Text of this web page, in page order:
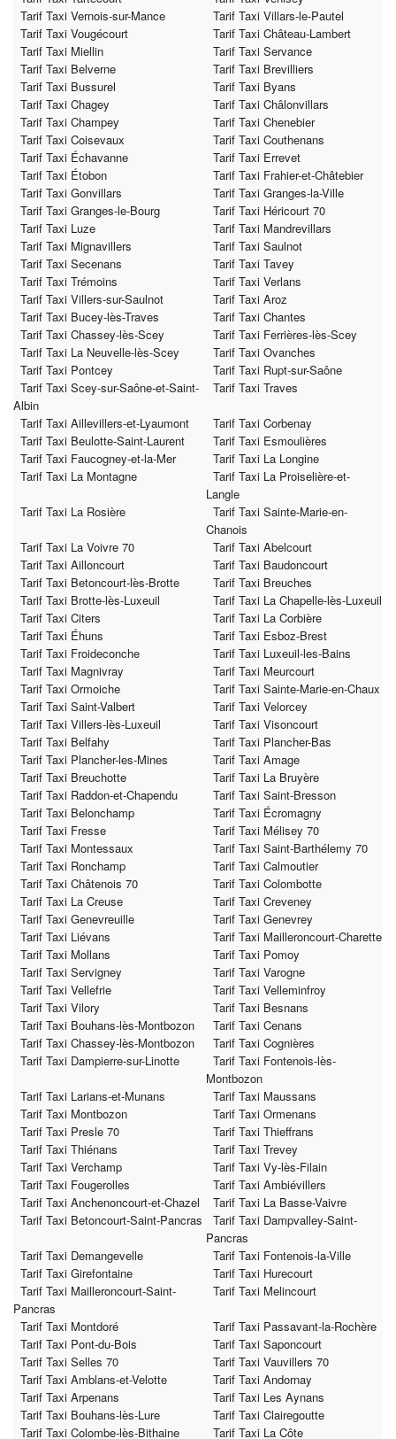
Tarif Taxi Vernois-sur-Mance
Tarif Taxi Villars-le-Pautel
Tarif Taxi Vougécourt
Tarif Taxi Château-Lambert
Tarif Taxi Miellin
Tarif Taxi Servance
Tarif Taxi Belverne
Tarif Taxi Brevilliers
Tarif Taxi Bussurel
Tarif Taxi Byans
Tarif Taxi Chagey
Tarif Taxi Châlonvillars
Tarif Taxi Champey
Tarif Taxi Chenebier
Tarif Taxi Coisevaux
Tarif Taxi Couthenans
Tarif Taxi Échavanne
Tarif Taxi Errevet
Tarif Taxi Étobon
Tarif Taxi Frahier-et-Châtebier
Tarif Taxi Gonvillars
Tarif Taxi Granges-la-Ville
Tarif Taxi Granges-le-Bourg
Tarif Taxi Héricourt 70
Tarif Taxi Luze
Tarif Taxi Mandrevillars
Tarif Taxi Mignavillers
Tarif Taxi Saulnot
Tarif Taxi Secenans
Tarif Taxi Tavey
Tarif Taxi Trémoins
Tarif Taxi Verlans
Tarif Taxi Villers-sur-Saulnot
Tarif Taxi Aroz
Tarif Taxi Bucey-lès-Traves
Tarif Taxi Chantes
Tarif Taxi Chassey-lès-Scey
Tarif Taxi Ferrières-lès-Scey
Tarif Taxi La Neuvelle-lès-Scey
Tarif Taxi Ovanches
Tarif Taxi Pontcey
Tarif Taxi Rupt-sur-Saône
Tarif Taxi Scey-sur-Saône-et-Saint-
Albin
Tarif Taxi Traves
Tarif Taxi Aillevillers-et-Lyaumont
Tarif Taxi Corbenay
Tarif Taxi Beulotte-Saint-Laurent
Tarif Taxi Esmoulières
Tarif Taxi Faucogney-et-la-Mer
Tarif Taxi La Longine
Tarif Taxi La Montagne
Tarif Taxi La Proiselière-et-
Langle
Tarif Taxi La Rosière
Tarif Taxi Sainte-Marie-en-
Chanois
Tarif Taxi La Voivre 70
Tarif Taxi Abelcourt
Tarif Taxi Ailloncourt
Tarif Taxi Baudoncourt
Tarif Taxi Betoncourt-lès-Brotte
Tarif Taxi Breuches
Tarif Taxi Brotte-lès-Luxeuil
Tarif Taxi La Chapelle-lès-Luxeuil
Tarif Taxi Citers
Tarif Taxi La Corbière
Tarif Taxi Éhuns
Tarif Taxi Esboz-Brest
Tarif Taxi Froideconche
Tarif Taxi Luxeuil-les-Bains
Tarif Taxi Magnivray
Tarif Taxi Meurcourt
Tarif Taxi Ormoiche
Tarif Taxi Sainte-Marie-en-Chaux
Tarif Taxi Saint-Valbert
Tarif Taxi Velorcey
Tarif Taxi Villers-lès-Luxeuil
Tarif Taxi Visoncourt
Tarif Taxi Belfahy
Tarif Taxi Plancher-Bas
Tarif Taxi Plancher-les-Mines
Tarif Taxi Amage
Tarif Taxi Breuchotte
Tarif Taxi La Bruyère
Tarif Taxi Raddon-et-Chapendu
Tarif Taxi Saint-Bresson
Tarif Taxi Belonchamp
Tarif Taxi Écromagny
Tarif Taxi Fresse
Tarif Taxi Mélisey 70
Tarif Taxi Montessaux
Tarif Taxi Saint-Barthélemy 70
Tarif Taxi Ronchamp
Tarif Taxi Calmoutier
Tarif Taxi Châtenois 70
Tarif Taxi Colombotte
Tarif Taxi La Creuse
Tarif Taxi Creveney
Tarif Taxi Genevreuille
Tarif Taxi Genevrey
Tarif Taxi Liévans
Tarif Taxi Mailleroncourt-Charette
Tarif Taxi Mollans
Tarif Taxi Pomoy
Tarif Taxi Servigney
Tarif Taxi Varogne
Tarif Taxi Vellefrie
Tarif Taxi Velleminfroy
Tarif Taxi Vilory
Tarif Taxi Besnans
Tarif Taxi Bouhans-lès-Montbozon
Tarif Taxi Cenans
Tarif Taxi Chassey-lès-Montbozon
Tarif Taxi Cognières
Tarif Taxi Dampierre-sur-Linotte
Tarif Taxi Fontenois-lès-
Montbozon
Tarif Taxi Larians-et-Munans
Tarif Taxi Maussans
Tarif Taxi Montbozon
Tarif Taxi Ormenans
Tarif Taxi Presle 70
Tarif Taxi Thieffrans
Tarif Taxi Thiénans
Tarif Taxi Trevey
Tarif Taxi Verchamp
Tarif Taxi Vy-lès-Filain
Tarif Taxi Fougerolles
Tarif Taxi Ambiévillers
Tarif Taxi Anchenoncourt-et-Chazel
Tarif Taxi La Basse-Vaivre
Tarif Taxi Betoncourt-Saint-Pancras
Tarif Taxi Dampvalley-Saint-
Pancras
Tarif Taxi Demangevelle
Tarif Taxi Fontenois-la-Ville
Tarif Taxi Girefontaine
Tarif Taxi Hurecourt
Tarif Taxi Mailleroncourt-Saint-
Pancras
Tarif Taxi Melincourt
Tarif Taxi Montdoré
Tarif Taxi Passavant-la-Rochère
Tarif Taxi Pont-du-Bois
Tarif Taxi Saponcourt
Tarif Taxi Selles 70
Tarif Taxi Vauvillers 70
Tarif Taxi Amblans-et-Velotte
Tarif Taxi Andornay
Tarif Taxi Arpenans
Tarif Taxi Les Aynans
Tarif Taxi Bouhans-lès-Lure
Tarif Taxi Clairegoutte
Tarif Taxi Colombe-lès-Bithaine
Tarif Taxi La Côte